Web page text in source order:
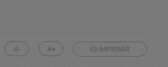
A- A+ IMPRIMIR